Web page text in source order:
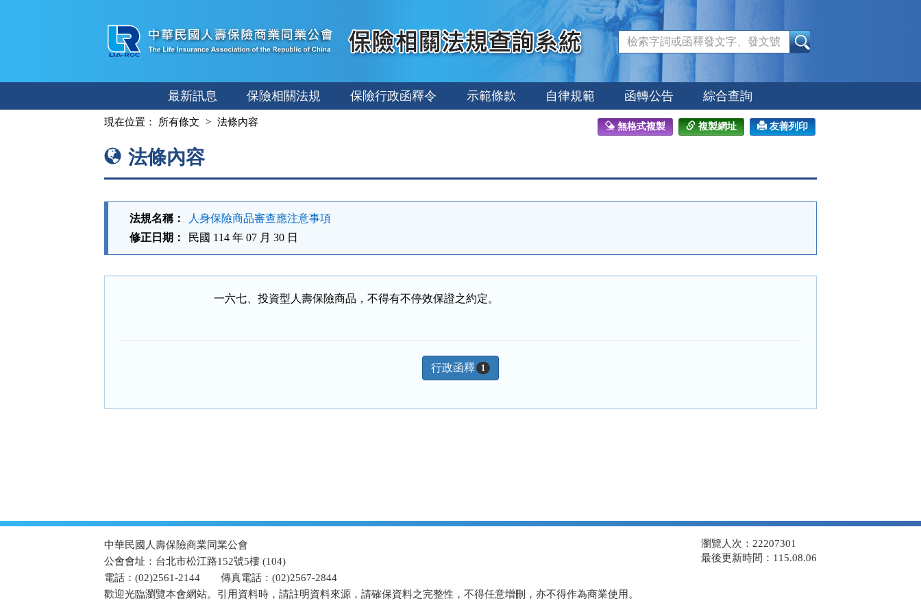
容
最新訊息 保險相關法規 保險行政函釋令 示範條款 自律規範 函轉公告 綜合查詢
現在位置： 所有條文 法條內容 無格式複製 複製網址 友善列印
法條內容
法規名稱：
人身保險商品審查應注意事項
修正日期：
民國 114 年 07 月 30 日
一六七、投資型人壽保險商品，不得有不停效保證之約定。
行政函釋 1
中華民國人壽保險商業同業公會
公會會址：台北市松江路152號5樓 (104)
電話：(02)2561-2144
傳真電話：(02)2567-2844
歡迎光臨瀏覽本會網站。引用資料時，請註明資料來源，請確保資料之完整性，不得任意增刪，亦不得作為商業使用。
瀏覽人次：22207301
最後更新時間：115.08.06